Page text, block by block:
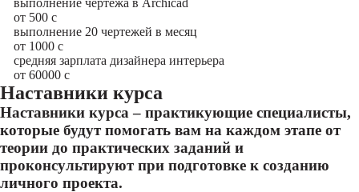
выполнение чертежа в Archicad
от 500 с
выполнение 20 чертежей в месяц
от 1000 с
средняя зарплата дизайнера интерьера
от 60000 с
Наставники курса
Наставники курса – практикующие специалисты,
которые будут помогать вам на каждом этапе от
теории до практических заданий и
проконсультируют при подготовке к созданию
личного проекта.